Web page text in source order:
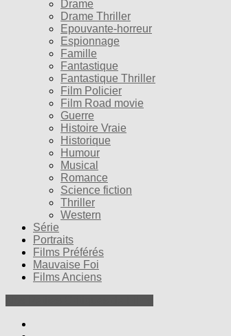
Drame
Drame Thriller
Epouvante-horreur
Espionnage
Famille
Fantastique
Fantastique Thriller
Film Policier
Film Road movie
Guerre
Histoire Vraie
Historique
Humour
Musical
Romance
Science fiction
Thriller
Western
Série
Portraits
Films Préférés
Mauvaise Foi
Films Anciens